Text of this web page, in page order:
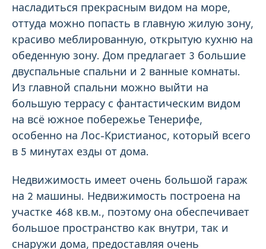
насладиться прекрасным видом на море,
оттуда можно попасть в главную жилую зону,
красиво меблированную, открытую кухню на
обеденную зону. Дом предлагает 3 большие
двуспальные спальни и 2 ванные комнаты.
Из главной спальни можно выйти на
большую террасу с фантастическим видом
на всё южное побережье Тенерифе,
особенно на Лос-Кристианос, который всего
в 5 минутах езды от дома.
Недвижимость имеет очень большой гараж
на 2 машины. Недвижимость построена на
участке 468 кв.м., поэтому она обеспечивает
большое пространство как внутри, так и
снаружи дома, предоставляя очень